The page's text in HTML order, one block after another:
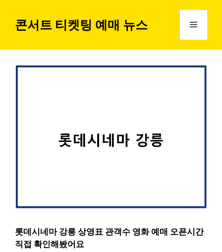
콘서트 티켓팅 예매 뉴스 메
롯데시네마 강릉 상영표 관객수 영화 예매 오픈시간
직접 확인해봤어요